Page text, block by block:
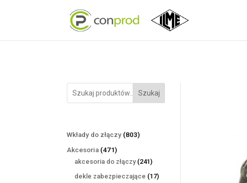
Szukaj
Wkłady do złączy 803803
Akcesoria 471471
produktów
akcesoria do złączy 241241
produktów
dekle zabezpieczające 1717